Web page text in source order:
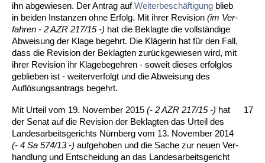
ihn ab­ge­wie­sen. Der An­trag aufWei­ter­beschäfti­gung blieb
in bei­den In­stan­zen oh­ne Er­folg. Mit ih­rer Re­vi­si­on (im Ver­
fah­ren - 2 AZR 217/15 -) hat die Be­klag­te die vollständi­ge
Ab­wei­sung der Kla­ge be­gehrt. Die Kläge­rin hat für den Fall,
dass die Re­vi­si­on der Be­klag­ten zurück­ge­wie­sen wird, mit
ih­rer Re­vi­si­on ihr Kla­ge­be­geh­ren - so­weit die­ses er­folg­los
ge­blie­ben ist - wei­ter­ver­folgt und die Ab­wei­sung des
Auflösungs­an­trags be­gehrt.
Mit Ur­teil vom 19. No­vem­ber 2015 (- 2 AZR 217/15 -) hat
der Se­nat auf die Re­vi­si­on der Be­klag­ten das Ur­teil des
Lan­des­ar­beits­ge­richts Nürn­berg vom 13. No­vem­ber 2014
(- 4 Sa 574/13 -) auf­ge­ho­ben und die Sa­che zur neu­en Ver­
hand­lung und Ent­schei­dung an das Lan­des­ar­beits­ge­richt
17